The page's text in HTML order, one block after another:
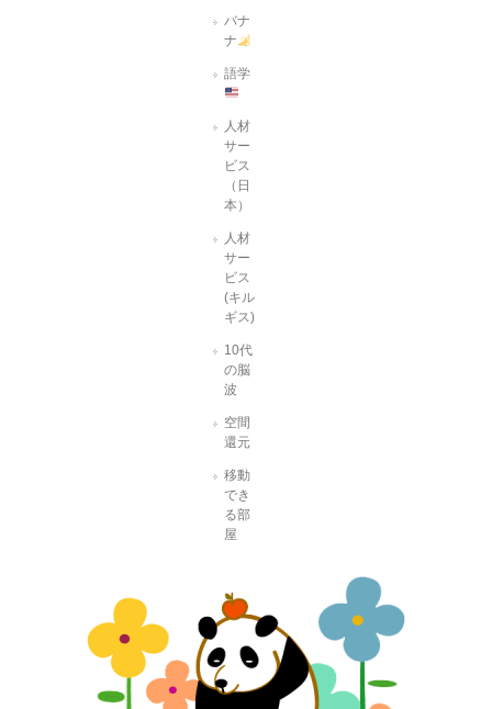
バナ
ナ
語学
人材
サー
ビス
（日
本）
人材
サー
ビス
(キル
ギス)
10代
の脳
波
空間
還元
移動
でき
る部
屋